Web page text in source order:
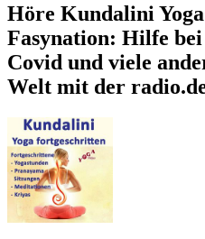
Höre Kundalini
Fasynation: Hilfe
Covid und viele
Welt mit der